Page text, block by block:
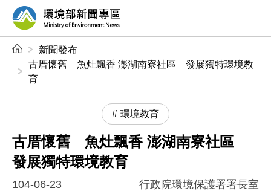
前往中央內容區塊
環境部新聞專區
新聞發布
古厝懷舊 魚灶飄香 澎湖南寮社區 發展獨特環境教
育
環境教育
古厝懷舊 魚灶飄香 澎湖南寮社區
發展獨特環境教育
104-06-23 行政院環境保護署署長室